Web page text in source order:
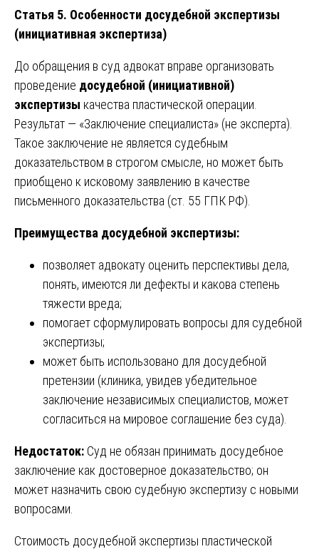
Статья 5. Особенности досудебной экспертизы
(инициативная экспертиза)
До обращения в суд адвокат вправе организовать
проведение досудебной (инициативной)
экспертизы качества пластической операции.
Результат — «Заключение специалиста» (не эксперта).
Такое заключение не является судебным
доказательством в строгом смысле, но может быть
приобщено к исковому заявлению в качестве
письменного доказательства (ст. 55 ГПК РФ).
Преимущества досудебной экспертизы:
позволяет адвокату оценить перспективы дела,
понять, имеются ли дефекты и какова степень
тяжести вреда;
помогает сформулировать вопросы для судебной
экспертизы;
может быть использовано для досудебной
претензии (клиника, увидев убедительное
заключение независимых специалистов, может
согласиться на мировое соглашение без суда).
Недостаток: Суд не обязан принимать досудебное
заключение как достоверное доказательство; он
может назначить свою судебную экспертизу с новыми
вопросами.
Стоимость досудебной экспертизы пластической